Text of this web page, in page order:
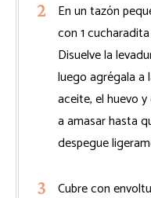
En un tazón
con 1
Disuelve la
luego agrégala a
aceite, el huevo
a amasar hasta
despegue
Cubre con